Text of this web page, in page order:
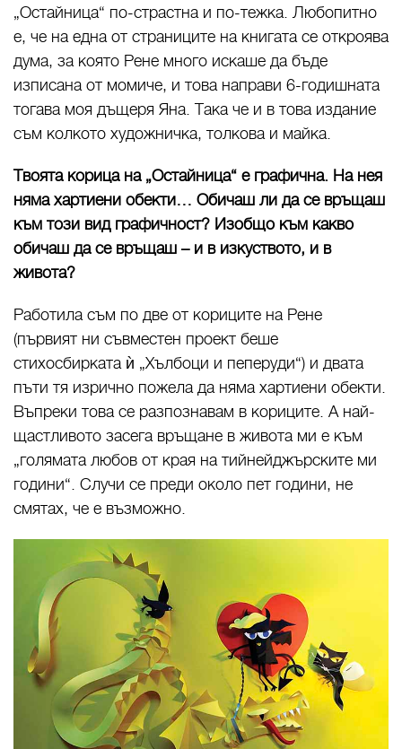
„Остайница“ по-страстна и по-тежка. Любопитно
е, че на една от страниците на книгата се откроява
дума, за която Рене много искаше да бъде
изписана от момиче, и това направи 6-годишната
тогава моя дъщеря Яна. Така че и в това издание
съм колкото художничка, толкова и майка.
Твоята корица на „Остайница“ е графична. На нея
няма хартиени обекти… Обичаш ли да се връщаш
към този вид графичност? Изобщо към какво
обичаш да се връщаш – и в изкуството, и в
живота?
Работила съм по две от кориците на Рене
(първият ни съвместен проект беше
стихосбирката ѝ „Хълбоци и пеперуди“) и двата
пъти тя изрично пожела да няма хартиени обекти.
Въпреки това се разпознавам в кориците. А най-
щастливото засега връщане в живота ми е към
„голямата любов от края на тийнейджърските ми
години“. Случи се преди около пет години, не
смятах, че е възможно.